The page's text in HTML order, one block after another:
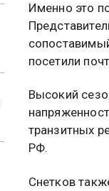
Именно это
посетили
Высокий
транзитных
РФ.
Снетков